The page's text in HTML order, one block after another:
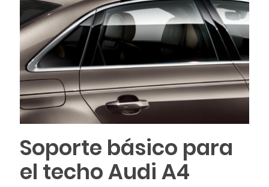
Soporte básico para
el techo Audi A4